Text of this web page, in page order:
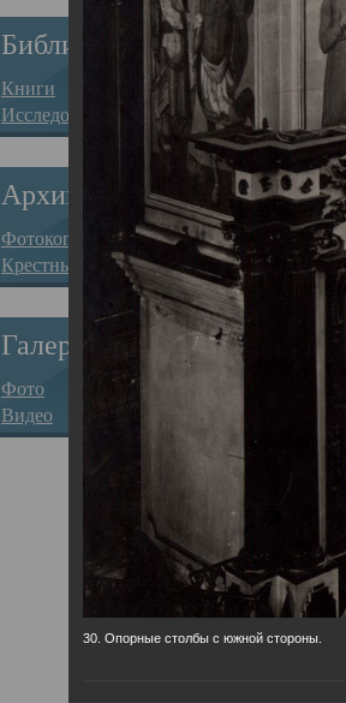
Библиотека
Книги
Исследования
Архив
Фотокопии дел
Крестные ходы
Галерея
Фото
Видео
30. Опорные столбы с южной стороны.